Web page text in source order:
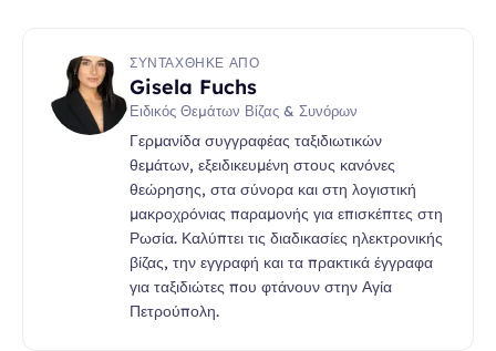
ΣΥΝΤΆΧΘΗΚΕ ΑΠΌ
Gisela Fuchs
Ειδικός Θεμάτων Βίζας & Συνόρων
Γερμανίδα συγγραφέας ταξιδιωτικών
θεμάτων, εξειδικευμένη στους κανόνες
θεώρησης, στα σύνορα και στη λογιστική
μακροχρόνιας παραμονής για επισκέπτες στη
Ρωσία. Καλύπτει τις διαδικασίες ηλεκτρονικής
βίζας, την εγγραφή και τα πρακτικά έγγραφα
για ταξιδιώτες που φτάνουν στην Αγία
Πετρούπολη.